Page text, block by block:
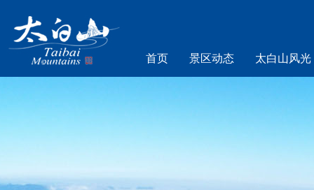
首页 景区动态 太白山风光